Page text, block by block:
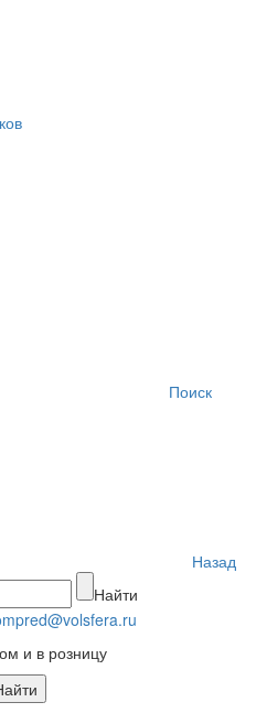
Поиск
Назад
Найти
и в розницу